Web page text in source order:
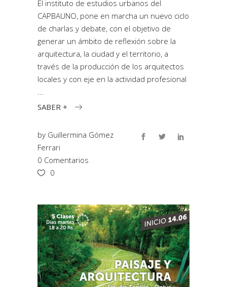
El instituto de estudios urbanos del
CAPBAUNO, pone en marcha un nuevo ciclo
de charlas y debate, con el objetivo de
generar un ámbito de reflexión sobre la
arquitectura, la ciudad y el territorio, a
través de la producción de los arquitectos
locales y con eje en la actividad profesional
SABER +
by Guillermina Gómez
Ferrari
0 Comentarios
0